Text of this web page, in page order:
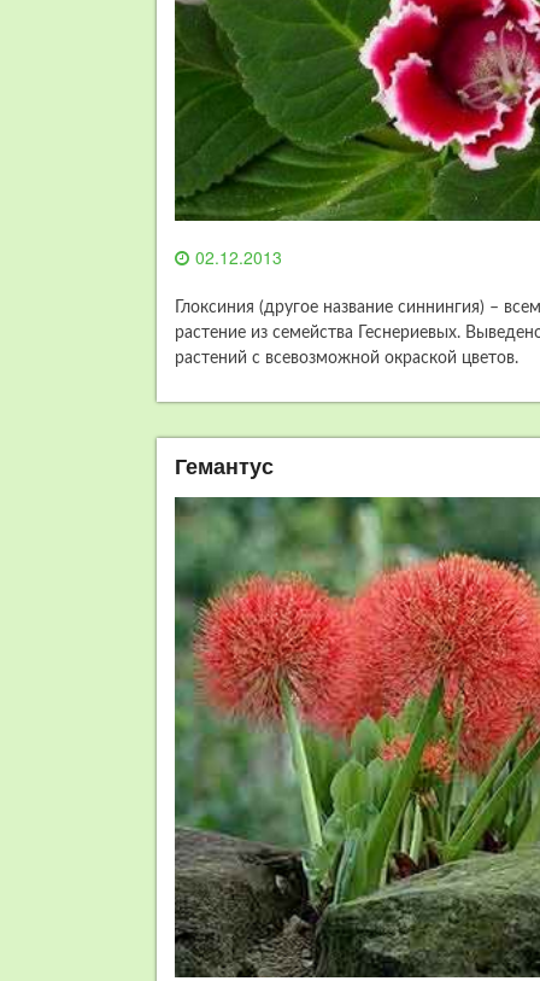
02.12.2013
Глоксиния (другое название синнингия) –
растение из семейства Геснериевых.
растений с всевозможной окраской цветов.
Гемантус